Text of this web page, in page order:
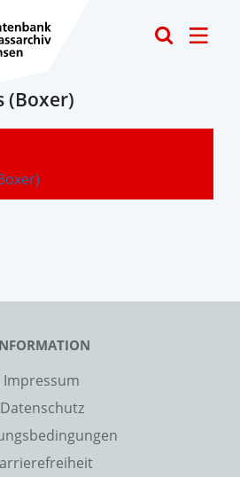
(Boxer)
-
Impressum
Datenschutz